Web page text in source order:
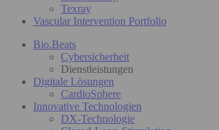
Texray
Vascular Intervention Portfolio
Bio.Beats
Cybersicherheit
Dienstleistungen
Digitale Lösungen
CardioSphere
Innovative Technologien
DX-Technologie